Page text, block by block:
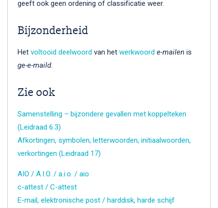
geeft ook geen ordening of classificatie weer.
Bijzonderheid
Het voltooid deelwoord van het werkwoord e-mailen is
ge-e-maild.
Zie ook
Samenstelling – bijzondere gevallen met koppelteken
(Leidraad 6.3)
Afkortingen, symbolen, letterwoorden, initiaalwoorden,
verkortingen (Leidraad 17)
AIO / A.I.O. / a.i.o. / aio
c-attest / C-attest
E-mail, elektronische post / harddisk, harde schijf